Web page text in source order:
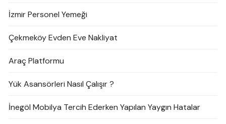
İzmir Personel Yemeği
Çekmeköy Evden Eve Nakliyat
Araç Platformu
Yük Asansörleri Nasıl Çalışır ?
İnegöl Mobilya Tercih Ederken Yapılan Yaygın Hatalar